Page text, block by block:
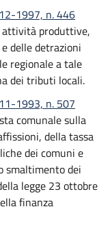
1997, n. 446
attività produttive,
delle detrazioni
regionale a tale
dei tributi locali.
1993, n. 507
comunale sulla
della tassa
dei comuni e
smaltimento dei
legge 23 ottobre
finanza